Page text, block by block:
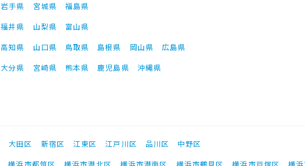
岩手県 宮城県
福島県
福井県 山梨県
富山県
高知県 山口県 鳥取県 島根県 岡山県
広島県
大分県 宮崎県 熊本県 鹿児島県 沖縄県
大田区 新宿区 江東区 江戸川区 品川区
中野区
横浜市都筑区 横浜市港北区 横浜市港南区 横浜市鶴見区 横浜市戸塚区
横